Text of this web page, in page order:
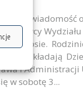
wiadomość
w Laosie.
i żalu składają
i
w sobotę 3...